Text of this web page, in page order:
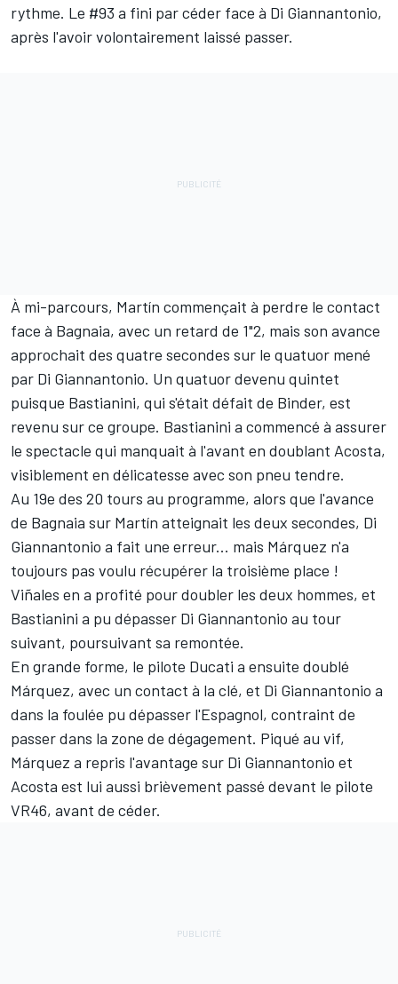
rythme. Le #93 a fini par céder face à Di Giannantonio,
après l'avoir volontairement laissé passer.
À mi-parcours, Martín commençait à perdre le contact
face à Bagnaia, avec un retard de 1"2, mais son avance
approchait des quatre secondes sur le quatuor mené
par Di Giannantonio. Un quatuor devenu quintet
puisque Bastianini, qui s'était défait de Binder, est
revenu sur ce groupe. Bastianini a commencé à assurer
le spectacle qui manquait à l'avant en doublant Acosta,
visiblement en délicatesse avec son pneu tendre.
Au 19e des 20 tours au programme, alors que l'avance
de Bagnaia sur Martín atteignait les deux secondes, Di
Giannantonio a fait une erreur... mais Márquez n'a
toujours pas voulu récupérer la troisième place !
Viñales en a profité pour doubler les deux hommes, et
Bastianini a pu dépasser Di Giannantonio au tour
suivant, poursuivant sa remontée.
En grande forme, le pilote Ducati a ensuite doublé
Márquez, avec un contact à la clé, et Di Giannantonio a
dans la foulée pu dépasser l'Espagnol, contraint de
passer dans la zone de dégagement. Piqué au vif,
Márquez a repris l'avantage sur Di Giannantonio et
Acosta est lui aussi brièvement passé devant le pilote
VR46, avant de céder.